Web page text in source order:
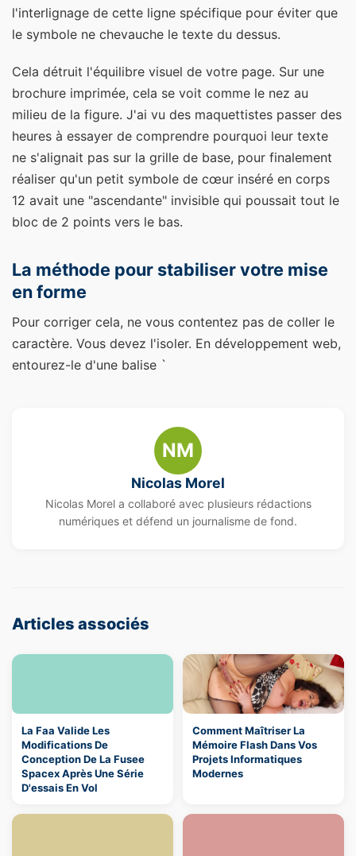
l'interlignage de cette ligne spécifique pour éviter que
le symbole ne chevauche le texte du dessus.
Cela détruit l'équilibre visuel de votre page. Sur une
brochure imprimée, cela se voit comme le nez au
milieu de la figure. J'ai vu des maquettistes passer des
heures à essayer de comprendre pourquoi leur texte
ne s'alignait pas sur la grille de base, pour finalement
réaliser qu'un petit symbole de cœur inséré en corps
12 avait une "ascendante" invisible qui poussait tout le
bloc de 2 points vers le bas.
La méthode pour stabiliser votre mise
en forme
Pour corriger cela, ne vous contentez pas de coller le
caractère. Vous devez l'isoler. En développement web,
entourez-le d'une balise `
NM
Nicolas Morel
Nicolas Morel a collaboré avec plusieurs rédactions
numériques et défend un journalisme de fond.
Articles associés
La Faa Valide Les
Modifications De
Conception De La Fusee
Spacex Après Une Série
D'essais En Vol
Comment Maîtriser La
Mémoire Flash Dans Vos
Projets Informatiques
Modernes